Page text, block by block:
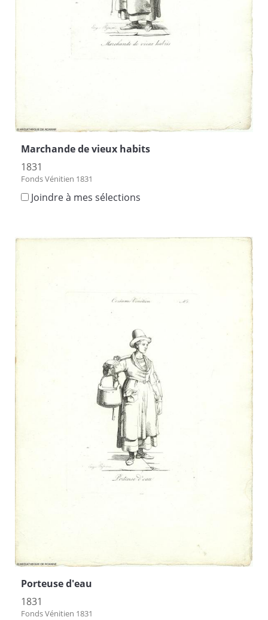
Marchande de vieux habits
1831
Fonds Vénitien 1831
Joindre à mes sélections
Porteuse d'eau
1831
Fonds Vénitien 1831